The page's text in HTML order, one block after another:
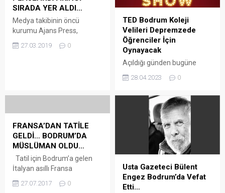
SIRADA YER ALDI…
Medya takibinin öncü
kurumu Ajans Press,
plaj sayılarına yönelik
en çok Antalya plajlarının
sahip olduğu görüldü.
Böylelikle Antalya’da 200
tane mavi bayrak ödüllü plaj
olduğu görülürken, onu 100
ödüllü mavi...
27.03.2019 0
TED Bodrum Koleji
Velileri Depremzede
Öğrenciler İçin
Oynayacak
Açıldığı günden bugüne
sorumluluk projeleri ile
kaynağı olan TED Bodrum
Koleji’nin duyarlı velileri,
ülkemizde yıkıcı
depremlerden etkilenen
bölgedeki öğrencilerin
eğitimlerini desteklemek
amacıyla sahneye çıkmaya
hazırlanıyor. Arena Bodrum
Haber – BKM Mutfak izni,
28.04.2023 0
FRANSA’DAN TATİLE
GELDİ… BODRUM’DA
MÜSLÜMAN OLDU…
Tatil için Bodrum’a gelen
İtalyan asıllı Fransa
Frederic Bau, Müftülük’te
27.07.2017 0
Usta Gazeteci Bülent
Engez Bodrum’da Vefat
Etti…